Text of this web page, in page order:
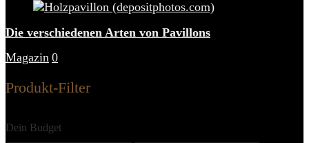
Die verschiedenen Arten von Pavillons
Magazin 0
Produkt-Filter
Dein Budget